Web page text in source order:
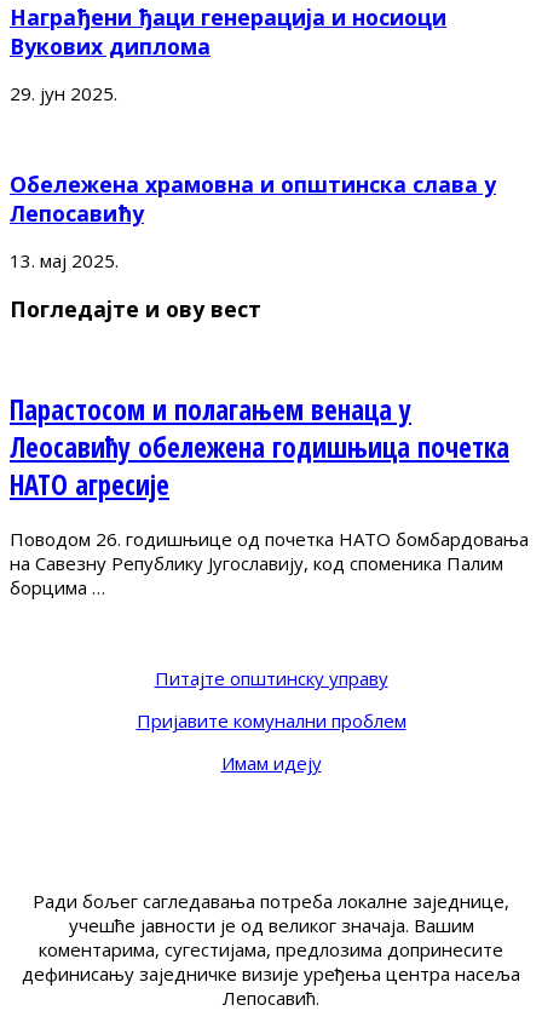
Награђени ђаци генерација и носиоци
Вукових диплома
29. јун 2025.
Обележена храмовна и општинска слава у
Лепосавићу
13. мај 2025.
Погледајте и ову вест
Парастосом и полагањем венаца у
Леосавићу обележена годишњица почетка
НАТО агресије
Поводом 26. годишњице од почетка НАТО бомбардовања
на Савезну Републику Југославију, код споменика Палим
борцима …
Питајте општинску управу
Пријавите комунални проблем
Имам идеју
Ради бољег сагледавања потреба локалне заједнице,
учешће јавности је од великог значаја. Вашим
коментарима, сугестијама, предлозима допринесите
дефинисању заједничке визије уређења центра насеља
Лепосавић.